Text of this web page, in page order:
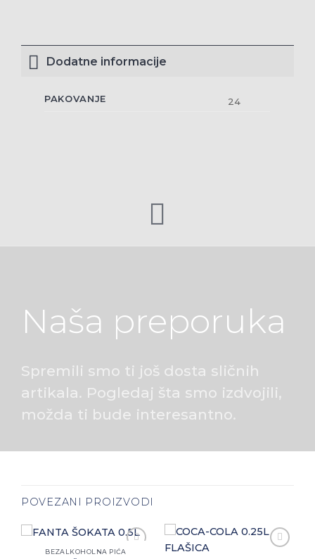
Dodatne informacije
PAKOVANJE 24
Naša preporuka
Spremili smo ti još dosta sličnih
artikala. Pogledaj šta smo izdvojili,
možda ti bude interesantno.
POVEZANI PROIZVODI
Zaprati
BEZALKOHOLNA PIĆA